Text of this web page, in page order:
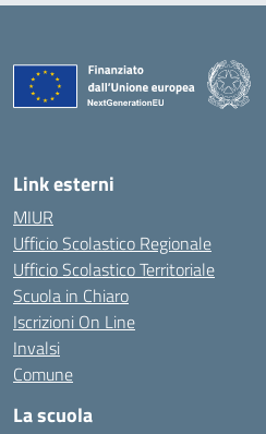
Link esterni
MIUR
Ufficio Scolastico Regionale
Ufficio Scolastico Territoriale
Scuola in Chiaro
Iscrizioni On Line
Invalsi
Comune
La scuola